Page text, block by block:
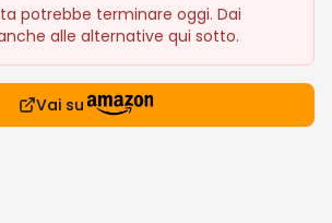
potrebbe terminare oggi. Dai
alle alternative qui sotto.
Vai su